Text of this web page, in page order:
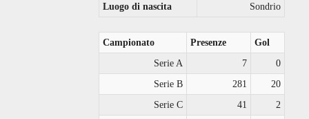
Luogo di nascita
Sondrio
Campionato Presenze
Gol
Serie A
7
0
Serie B
281
20
Serie C
41
2